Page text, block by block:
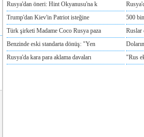
Rusya'dan öneri: Hint Okyanusu'na k
Trump'dan Kiev'in Patriot isteğine
500
Türk şirketi Madame Coco Rusya paza
Ruslar
Benzinde eski standarta dönüş: "Yen
Rusya'da kara para aklama davaları
"Rus